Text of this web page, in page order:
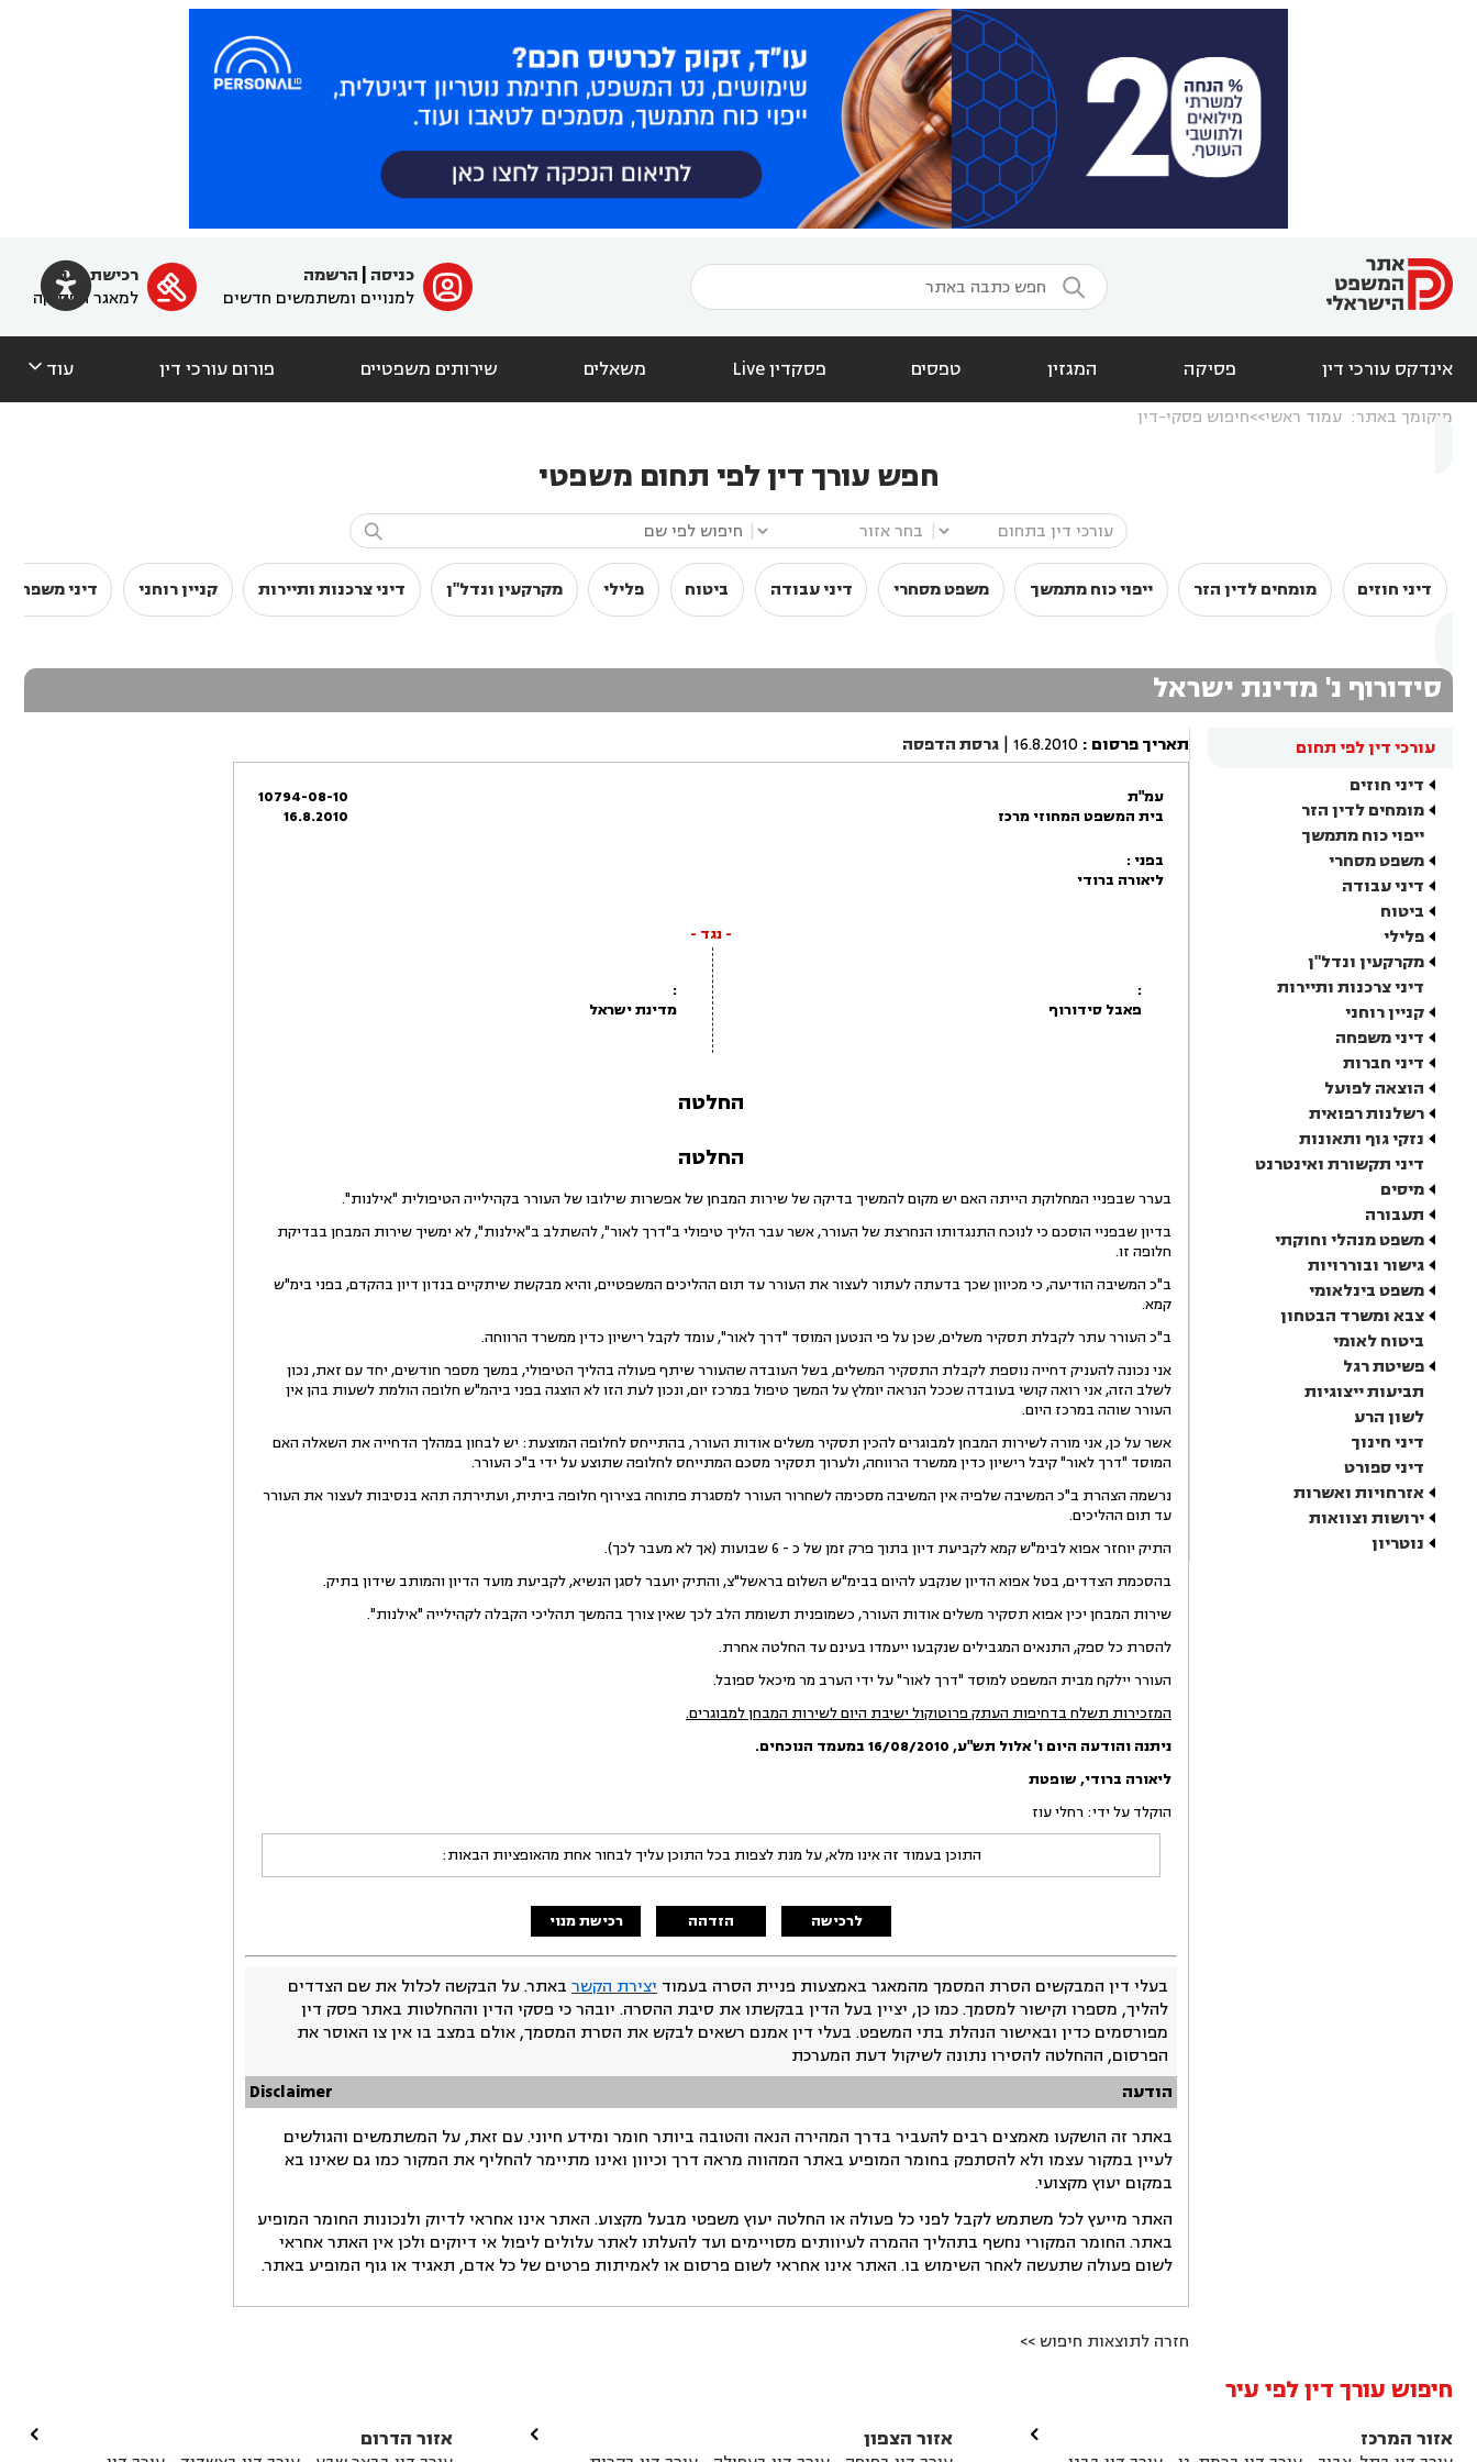
  ﱐ כניסה
הרשמה
למנויים ומשתמשים חדשים

רכישת מנוי
למאגר הפסיקה
אינדקס עורכי דין פסיקה המגזין טפסים פסקדין Live משאלים שירותים משפטיים פורום עורכי דין עוד 
מיקומך באתר: עמוד ראשי חיפוש פסקי-דין
חפש עורך דין לפי תחום משפטי

דיני חוזים מומחים לדין הזר ייפוי כוח מתמשך משפט מסחרי דיני עבודה ביטוח פלילי מקרקעין ונדל"ן דיני צרכנות ותיירות קניין רוחני דיני משפחה
סידורוף נ' מדינת ישראל
עורכי דין לפי תחום
דיני חוזים
מומחים לדין הזר
ייפוי כוח מתמשך
משפט מסחרי
דיני עבודה
ביטוח
פלילי
מקרקעין ונדל"ן
דיני צרכנות ותיירות
קניין רוחני
דיני משפחה
דיני חברות
הוצאה לפועל
רשלנות רפואית
נזקי גוף ותאונות
דיני תקשורת ואינטרנט
מיסים
תעבורה
משפט מנהלי וחוקתי
גישור ובוררויות
משפט בינלאומי
צבא ומשרד הבטחון
ביטוח לאומי
פשיטת רגל
תביעות ייצוגיות
לשון הרע
דיני חינוך
דיני ספורט
אזרחויות ואשרות
ירושות וצוואות
נוטריון
תאריך פרסום :
16.8.2010
| גרסת הדפסה
עמ"ת
בית המשפט המחוזי מרכז
10794-08-10
16.8.2010
בפני :
ליאורה ברודי
- נגד -
:
פאבל סידורוף
:
מדינת ישראל
החלטה
החלטה
בערר שבפניי המחלוקת הייתה האם יש מקום להמשיך בדיקה של שירות המבחן של אפשרות שילובו של העורר בקהילייה הטיפולית "אילנות".
בדיון שבפניי הוסכם כי לנוכח התנגדותו הנחרצת של העורר, אשר עבר הליך טיפולי ב"דרך לאור", להשתלב ב"אילנות", לא ימשיך שירות המבחן בבדיקת
חלופה זו.
ב"כ המשיבה הודיעה, כי מכיוון שכך בדעתה לעתור לעצור את העורר עד תום ההליכים המשפטיים, והיא מבקשת שיתקיים בנדון דיון בהקדם, בפני בימ"ש
קמא.
ב"כ העורר עתר לקבלת תסקיר משלים, שכן על פי הנטען המוסד "דרך לאור", עומד לקבל רישיון כדין ממשרד הרווחה.
אני נכונה להעניק דחייה נוספת לקבלת התסקיר המשלים, בשל העובדה שהעורר שיתף פעולה בהליך הטיפולי, במשך מספר חודשים, יחד עם זאת, נכון
לשלב הזה, אני רואה קושי בעובדה שככל הנראה יומלץ על המשך טיפול במרכז יום, ונכון לעת הזו לא הוצגה בפני ביהמ"ש חלופה הולמת לשעות בהן אין
העורר שוהה במרכז היום.
אשר על כן, אני מורה לשירות המבחן למבוגרים להכין תסקיר משלים אודות העורר, בהתייחס לחלופה המוצעת: יש לבחון במהלך הדחייה את השאלה האם
המוסד "דרך לאור" קיבל רישיון כדין ממשרד הרווחה, ולערוך תסקיר מסכם המתייחס לחלופה שתוצע על ידי ב"כ העורר.
נרשמה הצהרת ב"כ המשיבה שלפיה אין המשיבה מסכימה לשחרור העורר למסגרת פתוחה בצירוף חלופה ביתית, ועתירתה תהא בנסיבות לעצור את העורר
עד תום ההליכים.
התיק יוחזר אפוא לבימ"ש קמא לקביעת דיון בתוך פרק זמן של כ - 6 שבועות (אך לא מעבר לכך).
בהסכמת הצדדים, בטל אפוא הדיון שנקבע להיום בבימ"ש השלום בראשל"צ, והתיק יועבר לסגן הנשיא, לקביעת מועד הדיון והמותב שידון בתיק.
שירות המבחן יכין אפוא תסקיר משלים אודות העורר, כשמופנית תשומת הלב לכך שאין צורך בהמשך תהליכי הקבלה לקהילייה "אילנות".
להסרת כל ספק, התנאים המגבילים שנקבעו ייעמדו בעינם עד החלטה אחרת.
העורר יילקח מבית המשפט למוסד "דרך לאור" על ידי הערב מר מיכאל ספובל.
המזכירות תשלח בדחיפות העתק פרוטוקול ישיבת היום לשירות המבחן למבוגרים.
ניתנה והודעה היום ו' אלול תש"ע,
16/08/2010 במעמד הנוכחים.
ליאורה ברודי, שופטת
הוקלד על ידי: רחלי עוז
התוכן בעמוד זה אינו מלא, על מנת לצפות בכל התוכן עליך לבחור אחת מהאופציות הבאות:
לרכישה הזדהה רכישת מנוי
בעלי דין המבקשים הסרת המסמך מהמאגר באמצעות פניית הסרה בעמוד יצירת הקשר באתר. על הבקשה לכלול את שם הצדדים
להליך, מספרו וקישור למסמך. כמו כן, יציין בעל הדין בבקשתו את סיבת ההסרה. יובהר כי פסקי הדין וההחלטות באתר פסק דין
מפורסמים כדין ובאישור הנהלת בתי המשפט. בעלי דין אמנם רשאים לבקש את הסרת המסמך, אולם במצב בו אין צו האוסר את
הפרסום, ההחלטה להסירו נתונה לשיקול דעת המערכת
הודעה
Disclaimer
באתר זה הושקעו מאמצים רבים להעביר בדרך המהירה הנאה והטובה ביותר חומר ומידע חיוני. עם זאת, על המשתמשים והגולשים
לעיין במקור עצמו ולא להסתפק בחומר המופיע באתר המהווה מראה דרך וכיוון ואינו מתיימר להחליף את המקור כמו גם שאינו בא
במקום יעוץ מקצועי.
האתר מייעץ לכל משתמש לקבל לפני כל פעולה או החלטה יעוץ משפטי מבעל מקצוע. האתר אינו אחראי לדיוק ולנכונות החומר המופיע
באתר. החומר המקורי נחשף בתהליך ההמרה לעיוותים מסויימים ועד להעלתו לאתר עלולים ליפול אי דיוקים ולכן אין האתר אחראי
לשום פעולה שתעשה לאחר השימוש בו. האתר אינו אחראי לשום פרסום או לאמיתות פרטים של כל אדם, תאגיד או גוף המופיע באתר.
חזרה לתוצאות חיפוש >>
חיפוש עורך דין לפי עיר
אזור המרכז  אזור הצפון  אזור הדרום 